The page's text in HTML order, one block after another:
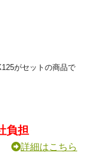
がセットの商品で
負担
詳細はこちら